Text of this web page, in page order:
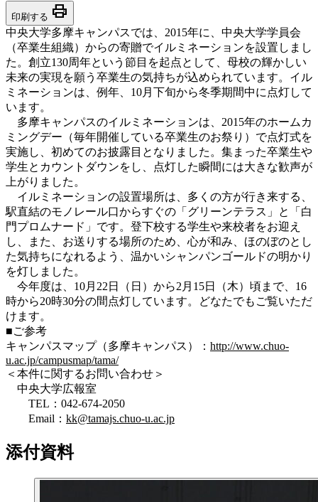
印刷する print
中央大学多摩キャンパスでは、2015年に、中央大学学員会
（卒業生組織）からの寄贈でイルミネーションを設置しまし
た。創立130周年という節目を起点として、母校の輝かしい
未来の実現を願う卒業生の気持ちが込められています。イル
ミネーションは、例年、10月下旬から冬季期間中に点灯して
います。
多摩キャンパスのイルミネーションは、2015年のホームカ
ミングデー（毎年開催している卒業生のお祭り）で点灯式を
実施し、初めてのお披露目となりました。集まった卒業生や
学生とカウントダウンをし、点灯した瞬間には大きな歓声が
上がりました。
イルミネーションの設置場所は、多くの方が行き来する、
駅直結のモノレール口からすぐの「グリーンテラス」と「白
門プロムナード」です。登下校する学生や来校者をお迎え
し、また、お送りする場所のため、心が和み、ほのぼのとし
た気持ちになれるよう、温かいシャンパンゴールドの明かり
を灯しました。
今年度は、10月22日（日）から2月15日（木）頃まで、16
時から20時30分の間点灯しています。どなたでもご覧いただ
けます。
■ご参考
キャンパスマップ（多摩キャンパス）： http://www.chuo-
u.ac.jp/campusmap/tama/
＜本件に関するお問い合わせ＞
中央大学広報室
TEL：042-674-2050
Email： kk@tamajs.chuo-u.ac.jp
添付資料